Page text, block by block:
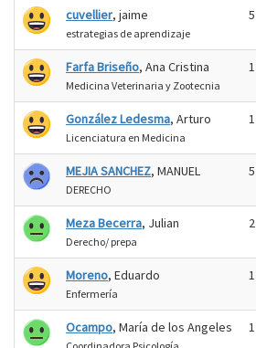
cuvellier, jaime
estrategias de aprendizaje
5
Farfa Briseño, Ana Cristina
Medicina Veterinaria y Zootecnia
1
González Ledesma, Arturo
Licenciatura en Medicina
1
MEJIA SANCHEZ, MANUEL
DERECHO
5
Meza Becerra, Julian
Derecho/ prepa
2
Moreno, Eduardo
Enfermería
1
Ocampo, María de los Angeles 1